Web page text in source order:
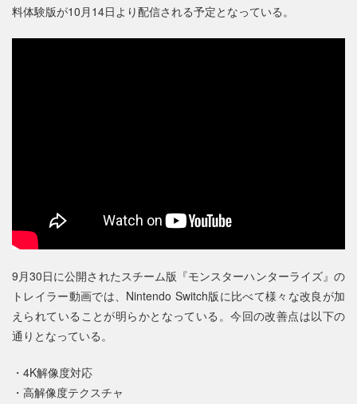
料体験版が10月14日より配信される予定となっている。
9月30日に公開されたスチーム版『モンスターハンターライズ』の
トレイラー動画では、Nintendo Switch版に比べて様々な改良が加
えられていることが明らかとなっている。今回の改善点は以下の
通りとなっている。
・4K解像度対応
・高解像度テクスチャ